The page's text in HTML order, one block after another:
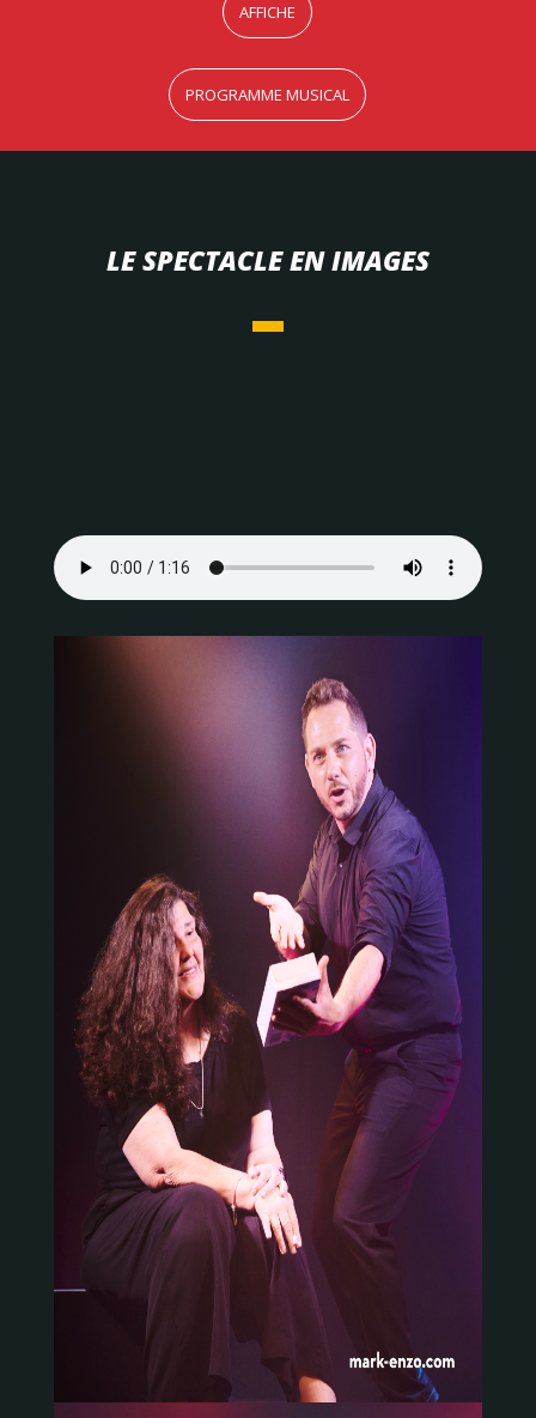
AFFICHE
PROGRAMME MUSICAL
LE SPECTACLE EN IMAGES